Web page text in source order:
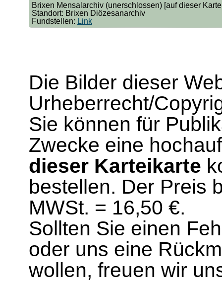
Brixen Mensalarchiv (unerschlossen) [auf dieser
Standort: Brixen Diözesanarchiv
Fundstellen: Link
Die Bilder dieser
Urheberrecht/
Sie können für
Zwecke eine
dieser Karteikarte
bestellen. Der Preis
MWSt. = 16,50 €.
Sollten Sie einen
oder uns eine
wollen, freuen wir